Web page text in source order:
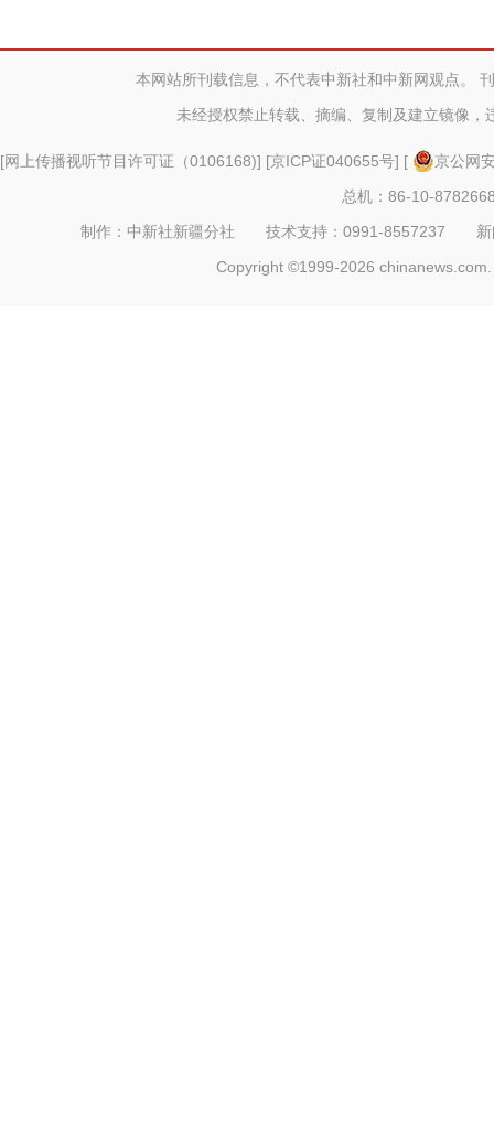
本网站所刊载信息，不代表中新社和中新网观点。
未经授权禁止转载、摘编、复制及建立镜像，
[网上传播视听节目许可证（0106168)] [京ICP证040655号] [
京公网
总机：86-10-
制作：中新社新疆分社 技术支持：0991-8557237
Copyright ©1999-2026